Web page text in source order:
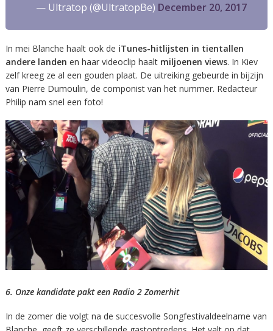
— Ultratop (@UltratopBe) December 20, 2017
In mei Blanche haalt ook de iTunes-hitlijsten in tientallen
andere landen en haar videoclip haalt miljoenen views. In Kiev
zelf kreeg ze al een gouden plaat. De uitreiking gebeurde in bijzijn
van Pierre Dumoulin, de componist van het nummer. Redacteur
Philip nam snel een foto!
6. Onze kandidate pakt een Radio 2 Zomerhit
In de zomer die volgt na de succesvolle Songfestivaldeelname van